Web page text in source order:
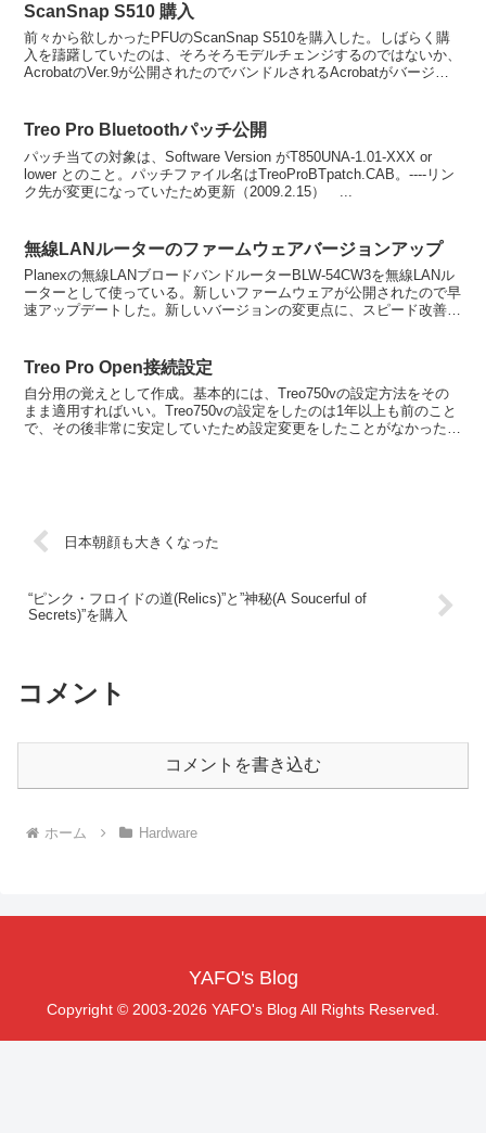
ScanSnap S510 購入
前々から欲しかったPFUのScanSnap S510を購入した。しばらく購
入を躊躇していたのは、そろそろモデルチェンジするのではないか、
AcrobatのVer.9が公開されたのでバンドルされるAcrobatがバージョ
Treo Pro Bluetoothパッチ公開
パッチ当ての対象は、Software Version がT850UNA-1.01-XXX or
lower とのこと。パッチファイル名はTreoProBTpatch.CAB。----リン
ク先が変更になっていたため更新（2009.2.15） ...
無線LANルーターのファームウェアバージョンアップ
Planexの無線LANブロードバンドルーターBLW-54CW3を無線LANル
ーターとして使っている。新しいファームウェアが公開されたので早
速アップデートした。新しいバージョンの変更点に、スピード改善も
Treo Pro Open接続設定
自分用の覚えとして作成。基本的には、Treo750vの設定方法をその
まま適用すればいい。Treo750vの設定をしたのは1年以上も前のこと
で、その後非常に安定していたため設定変更をしたことがなかった。
日本朝顔も大きくなった
“ピンク・フロイドの道(Relics)”と”神秘(A Soucerful of
Secrets)”を購入
コメント
コメントを書き込む
ホーム Hardware
YAFO's Blog
Copyright © 2003-2026 YAFO's Blog All Rights Reserved.